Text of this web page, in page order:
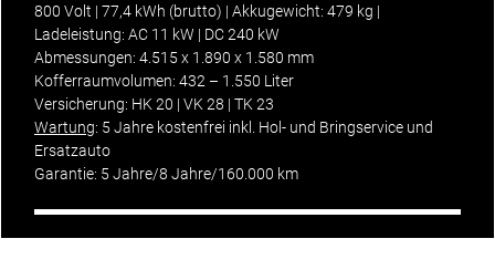
800 Volt | 77,4 kWh (brutto) | Akkugewicht: 479 kg |
Ladeleistung: AC 11 kW | DC 240 kW
Abmessungen: 4.515 x 1.890 x 1.580 mm
Kofferraumvolumen: 432 – 1.550 Liter
Versicherung: HK 20 | VK 28 | TK 23
Wartung: 5 Jahre kostenfrei inkl. Hol- und Bringservice und
Ersatzauto
Garantie: 5 Jahre/8 Jahre/160.000 km